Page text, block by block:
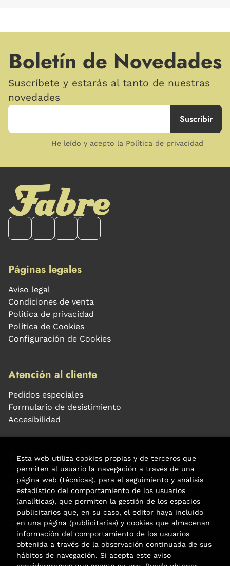
Boletín de Novedades
Suscríbete y estarás al tanto de nuestras
novedades
He leído y acepto la Política de privacidad
Páginas legales
Aviso legal
Condiciones de venta
Política de privacidad
Política de Cookies
Configuración de Cookies
Atención al cliente
Pedidos especiales
Formulario de desistimiento
Accesibilidad
Puede interesarte
Noticias
Agenda
Contacto
Carrer Aribau, 84
(+34) 932 160 225
Esta web utiliza cookies propias y de terceros que
permiten al usuario la navegación a través de una
página web (técnicas), para el seguimiento y análisis
estadístico del comportamiento de los usuarios
(analíticas), que permiten la gestión de los espacios
publicitarios que, en su caso, el editor haya incluido
en una página (publicitarias) y cookies que almacenan
información del comportamiento de los usuarios
obtenida a través de la observación continuada de sus
hábitos de navegación. Si acepta este aviso